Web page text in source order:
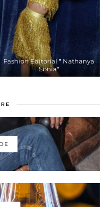
Fashion Editorial " Nathanya
Sonia"